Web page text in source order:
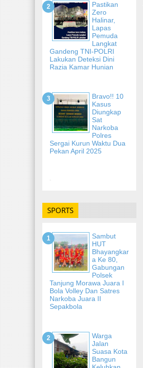
Pastikan
Zero
Halinar,
Lapas
Pemuda
Langkat
Gandeng TNI-POLRI
Lakukan Deteksi Dini
Razia Kamar Hunian
Bravo!! 10
Kasus
Diungkap
Sat
Narkoba
Polres
Sergai Kurun Waktu Dua
Pekan April 2025
-
SPORTS
Sambut
HUT
Bhayangkar
A Ke 80,
Gabungan
Polsek
Tanjung Morawa Juara I
Bola Volley Dan Satres
Narkoba Juara II
Sepakbola
Warga
Jalan
Suasa Kota
Bangun